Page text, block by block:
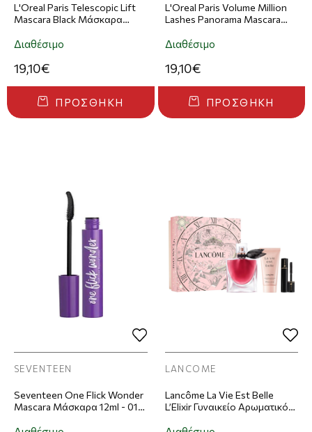
L'Oreal Paris Telescopic Lift
Mascara Black Μάσκαρα
Διαθέσιμο
19,10€
ΠΡΟΣΘΉΚΗ
L'Oreal Paris Volume Million
Lashes Panorama Mascara
- Brown Leather
Διαθέσιμο
19,10€
ΠΡΟΣΘΉΚΗ
SEVENTEEN
Seventeen One Flick Wonder
Mascara Μάσκαρα 12ml - 01
LANCOME
Lancôme La Vie Est Belle
L’Elixir Γυναικείο Αρωματικό